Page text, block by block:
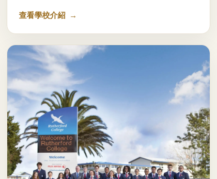
查看學校介紹